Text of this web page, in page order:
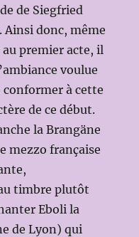
de Siegfried
Ainsi donc, même
premier acte, il
voulue
conformer à cette
de ce début.
la Brangäne
mezzo française
timbre plutôt
Eboli la
de Lyon) qui